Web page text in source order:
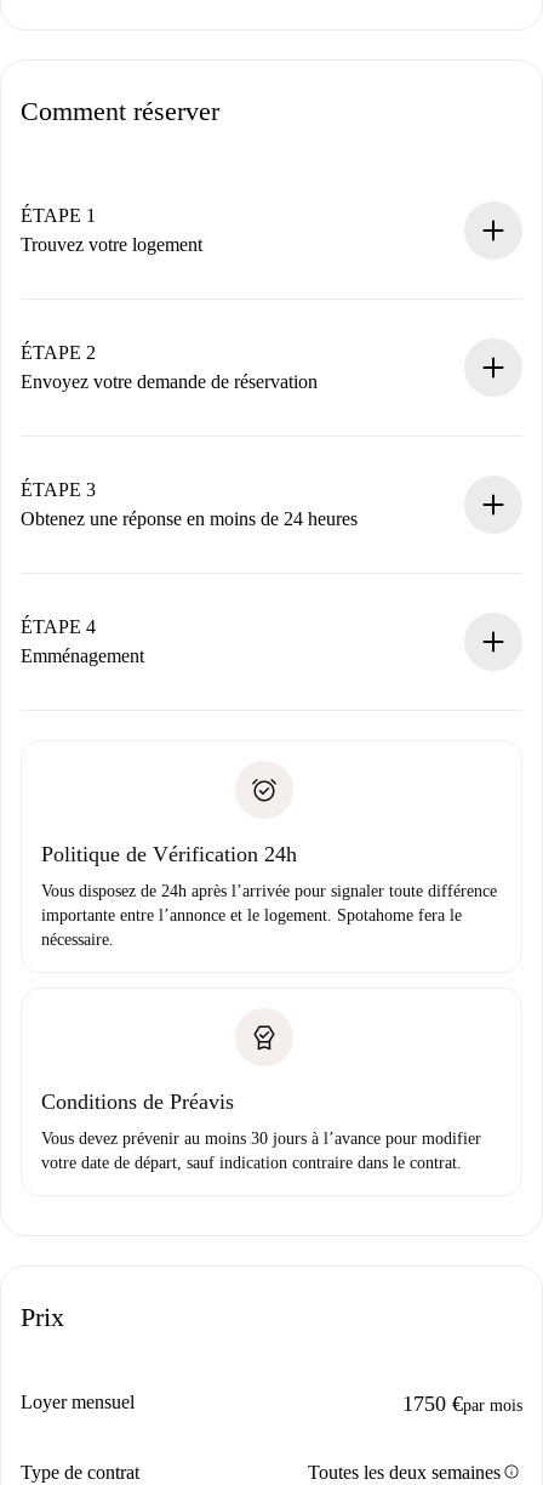
Comment réserver
ÉTAPE 1
Trouvez votre logement
Vous disposez à l’avance de toutes les informations
nécessaires.
ÉTAPE 2
Envoyez votre demande de réservation
Nous ne vous facturerons rien tant que le propriétaire
n’aura pas accepté.
ÉTAPE 3
Obtenez une réponse en moins de 24 heures
contact avec le propriétaire.
Si refusé : aucun prélèvement et nous vous proposerons
Justificatif de solvabilité
ÉTAPE 4
Emménagement
uniquement si aucun problème n'est signalé.
Politique de Vérification 24h
Vous disposez de 24h après l’arrivée pour signaler toute différence
importante entre l’annonce et le logement. Spotahome fera le
nécessaire.
Conditions de Préavis
Vous devez prévenir au moins 30 jours à l’avance pour modifier
votre date de départ, sauf indication contraire dans le contrat.
Prix
Loyer mensuel 1750 €par mois
Type de contrat Toutes les deux semainesinfo